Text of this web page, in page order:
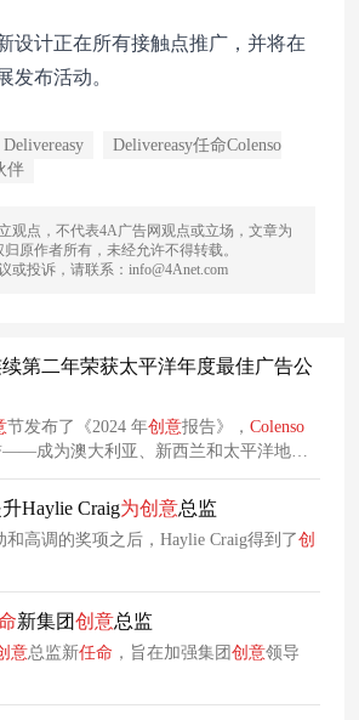
设计正在所有接触点推广，并将在
发布活动。
Delivereasy
Delivereasy任命Colenso
伴
观点，不代表4A广告网观点或立场，文章为
原作者所有，未经允许不得转载。
或投诉，请联系：info@4Anet.com
第二年荣获太平洋年度最佳广告公
节发布了《2024 年创意报告》， Colenso
成为澳大利亚、新西兰和太平洋地区
Haylie Craig为创意总监
高调的奖项之后，Haylie Craig得到了创
新集团创意总监
意总监新任命 ，旨在加强集团创意领导